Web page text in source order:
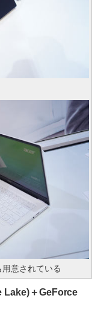
意されている
Lake)＋GeForce